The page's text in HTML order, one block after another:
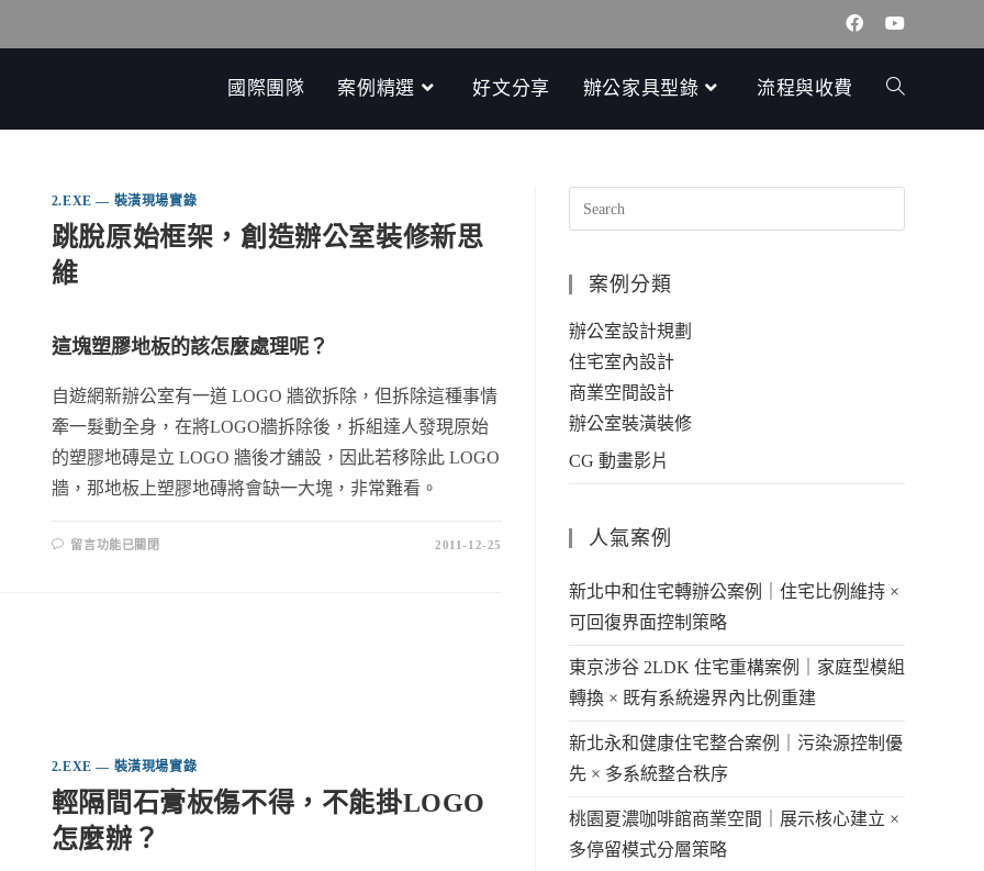
國際團隊 案例精選 好文分享 辦公家具型錄 流程與收費
2.EXE — 裝潢現場實錄
跳脫原始框架，創造辦公室裝修新思
維
這塊塑膠地板的該怎麼處理呢？
自遊網新辦公室有一道 LOGO 牆欲拆除，但拆除這種事情
牽一髮動全身，在將LOGO牆拆除後，拆組達人發現原始
的塑膠地磚是立 LOGO 牆後才舖設，因此若移除此 LOGO
牆，那地板上塑膠地磚將會缺一大塊，非常難看。
留言功能已關閉 2011-12-25
2.EXE — 裝潢現場實錄
輕隔間石膏板傷不得，不能掛LOGO
怎麼辦？
案例分類
辦公室設計規劃
住宅室內設計
商業空間設計
辦公室裝潢裝修
CG 動畫影片
人氣案例
新北中和住宅轉辦公案例｜住宅比例維持 ×
可回復界面控制策略
東京涉谷 2LDK 住宅重構案例｜家庭型模組
轉換 × 既有系統邊界內比例重建
新北永和健康住宅整合案例｜污染源控制優
先 × 多系統整合秩序
桃園夏濃咖啡館商業空間｜展示核心建立 ×
多停留模式分層策略